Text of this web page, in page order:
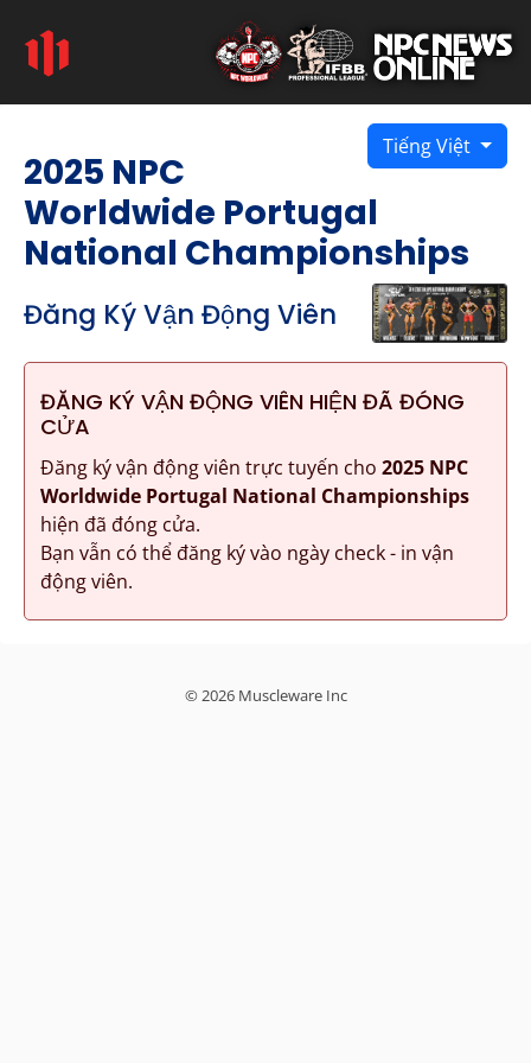
Tiếng Việt
2025 NPC
Worldwide Portugal
National Championships
Đăng Ký Vận Động Viên
ĐĂNG KÝ VẬN ĐỘNG VIÊN HIỆN ĐÃ ĐÓNG
CỬA
Đăng ký vận động viên trực tuyến cho 2025 NPC
Worldwide Portugal National Championships
hiện đã đóng cửa.
Bạn vẫn có thể đăng ký vào ngày check - in vận
động viên.
© 2026 Muscleware Inc